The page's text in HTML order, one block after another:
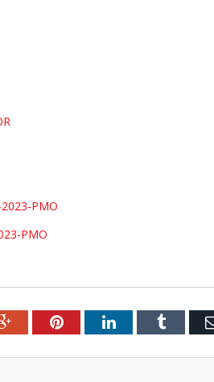
PMO
PMO
Google+PinterestLinkedInTumblr